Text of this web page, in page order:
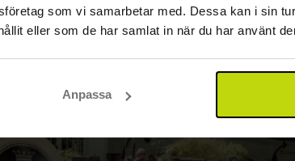
som vi samarbetar med. Dessa kan i sin
eller som de har samlat in när du har använt
Anpassa